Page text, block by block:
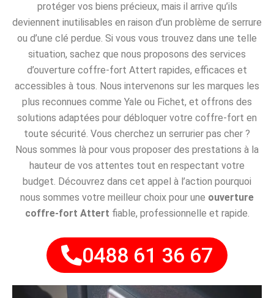
protéger vos biens précieux, mais il arrive qu’ils
deviennent inutilisables en raison d’un problème de serrure
ou d’une clé perdue. Si vous vous trouvez dans une telle
situation, sachez que nous proposons des services
d’ouverture coffre-fort Attert rapides, efficaces et
accessibles à tous. Nous intervenons sur les marques les
plus reconnues comme Yale ou Fichet, et offrons des
solutions adaptées pour débloquer votre coffre-fort en
toute sécurité. Vous cherchez un serrurier pas cher ?
Nous sommes là pour vous proposer des prestations à la
hauteur de vos attentes tout en respectant votre
budget. Découvrez dans cet appel à l’action pourquoi
nous sommes votre meilleur choix pour une ouverture
coffre-fort Attert fiable, professionnelle et rapide.
0488 61 36 67